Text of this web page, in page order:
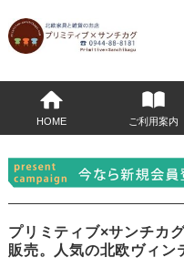
HOME ご利用案内
プリミティブ×サンチカ
販売。人気の北欧ヴィン